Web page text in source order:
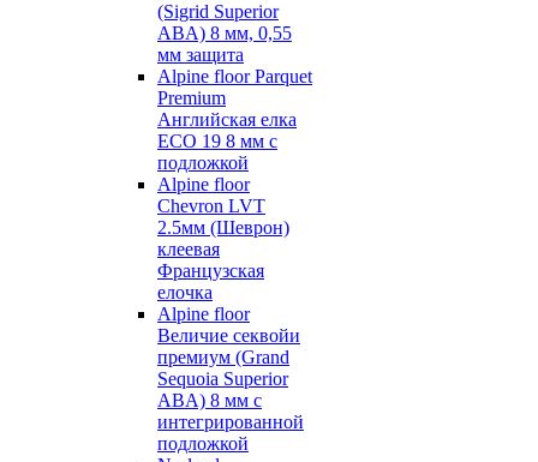
(Sigrid Superior
ABA) 8 мм, 0,55
мм защита
Alpine floor Parquet
Premium
Английская елка
ECO 19 8 мм с
подложкой
Alpine floor
Chevron LVT
2.5мм (Шеврон)
клеевая
Французская
елочка
Alpine floor
Величие секвойи
премиум (Grand
Sequoia Superior
ABA) 8 мм с
интегрированной
подложкой